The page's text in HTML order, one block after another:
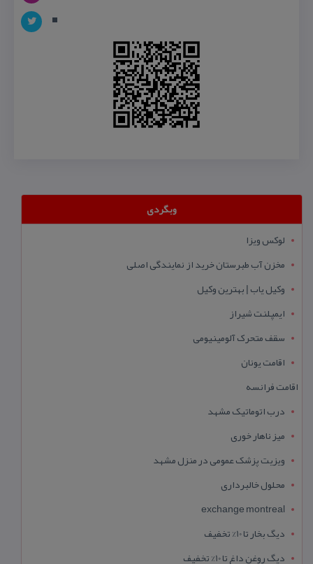
وبگردی
لوکس ویزا
مخزن آب طبرستان خرید از نمایندگی اصلی
وکیل یاب | بهترین وکیل
ایمپلنت شیراز
سقف متحرک آلومینیومی
اقامت یونان
اقامت فرانسه
درب اتوماتیک مشهد
میز ناهار خوری
ویزیت پزشک عمومی در منزل مشهد
محلول خالبرداری
exchange montreal
دیگ بخار تا 10% تخفیف
دیگ روغن داغ تا 10% تخفیف